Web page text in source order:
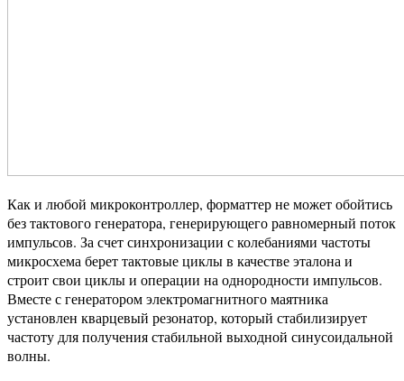
Как и любой микроконтроллер, форматтер не может обойтись
без тактового генератора, генерирующего равномерный поток
импульсов. За счет синхронизации с колебаниями частоты
микросхема берет тактовые циклы в качестве эталона и
строит свои циклы и операции на однородности импульсов.
Вместе с генератором электромагнитного маятника
установлен кварцевый резонатор, который стабилизирует
частоту для получения стабильной выходной синусоидальной
волны.